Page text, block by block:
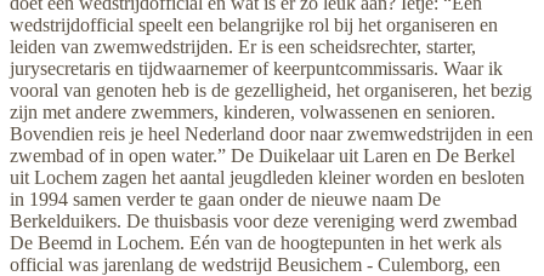
wedstrijdofficial speelt een belangrijke rol bij het organiseren en
leiden van zwemwedstrijden. Er is een scheidsrechter, starter,
jurysecretaris en tijdwaarnemer of keerpuntcommissaris. Waar ik
vooral van genoten heb is de gezelligheid, het organiseren, het bezig
zijn met andere zwemmers, kinderen, volwassenen en senioren.
Bovendien reis je heel Nederland door naar zwemwedstrijden in een
zwembad of in open water.” De Duikelaar uit Laren en De Berkel
uit Lochem zagen het aantal jeugdleden kleiner worden en besloten
in 1994 samen verder te gaan onder de nieuwe naam De
Berkelduikers. De thuisbasis voor deze vereniging werd zwembad
De Beemd in Lochem. Eén van de hoogtepunten in het werk als
official was jarenlang de wedstrijd Beusichem - Culemborg, een